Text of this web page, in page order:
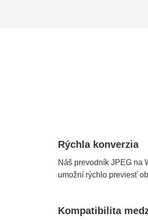
Rýchla konverzia
Náš prevodník JPEG na
umožní rýchlo previesť
Kompatibilita